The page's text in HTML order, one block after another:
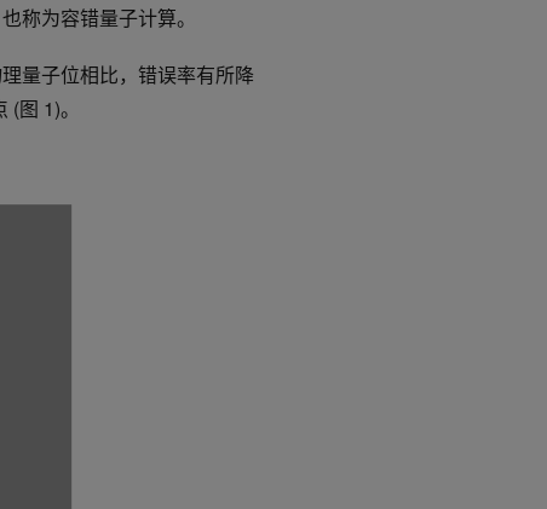
称为容错量子计算。
量子位相比，错误率有所降
图 1)。